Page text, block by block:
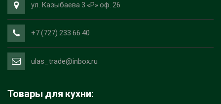
ул. Казыбаева 3 «Р» оф. 26
+7 (727) 233 66 40
ulas_trade@inbox.ru
Товары для кухни: